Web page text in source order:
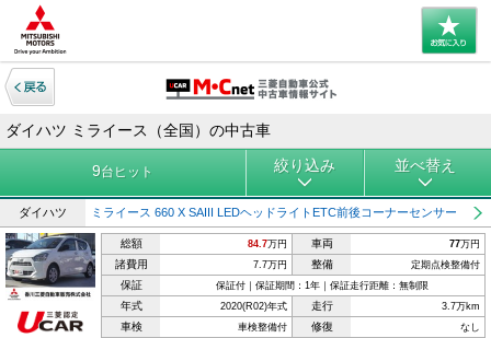
ダイハツ ミライース（全国）の中古車
9台ヒット 絞り込み 並べ替え
ダイハツ ミライース 660 X SAIII LEDヘッドライトETC前後コーナーセンサー
総額 84.7万円 車両 77万円
諸費用 7.7万円 整備 定期点検整備付
保証 保証付｜保証期間：1年｜保証走行距離：無制限
年式 2020(R02)年式 走行 3.7万km
車検 車検整備付 修復 なし